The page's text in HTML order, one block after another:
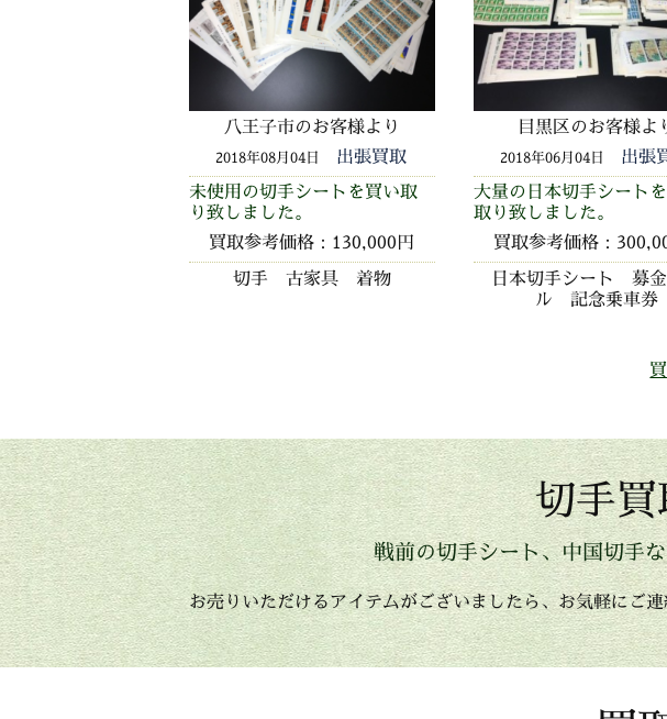
八王子市のお客様より
2018年08月04日
出張買取
未使用の切手シートを買い取
り致しました。
買取参考価格：130,000円
切手 古家具 着物
目黒区のお客様よ
2018年06月04日
出張
大量の日本切手シート
取り致しました。
買取参考価格：
日本切手シート 募
ル 記念乗車券
切手
戦前の切手シート、中国切手
お売りいただけるアイテムがございましたら、お気軽にご